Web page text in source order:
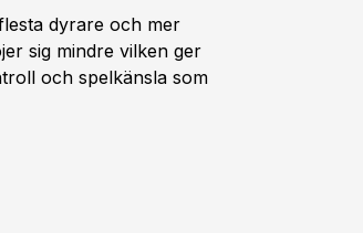
dyrare och mer
sig mindre vilken ger
och spelkänsla som